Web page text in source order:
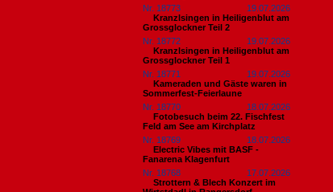
Nr. 18773
19.07.2026
Kranzlsingen in Heiligenblut am
Grossglockner Teil 2
Nr. 18772
19.07.2026
Kranzlsingen in Heiligenblut am
Grossglockner Teil 1
Nr. 18771
19.07.2026
Kameraden und Gäste waren in
Sommerfest-Feierlaune
Nr. 18770
18.07.2026
Fotobesuch beim 22. Fischfest
Feld am See am Kirchplatz
Nr. 18769
18.07.2026
Electric Vibes mit BASF -
Fanarena Klagenfurt
Nr. 18768
17.07.2026
Strottern & Blech Konzert im